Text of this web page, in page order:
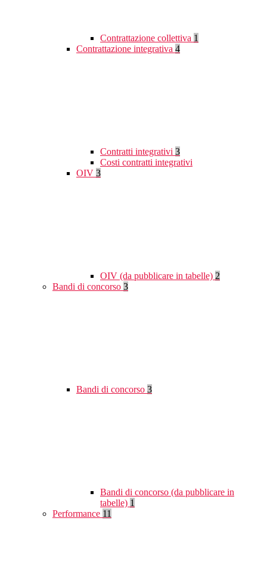
Contrattazione collettiva 1
Contrattazione integrativa 4
Contratti integrativi 3
Costi contratti integrativi
OIV 3
OIV (da pubblicare in tabelle) 2
Bandi di concorso 3
Bandi di concorso 3
Bandi di concorso (da pubblicare in
tabelle) 1
Performance 11